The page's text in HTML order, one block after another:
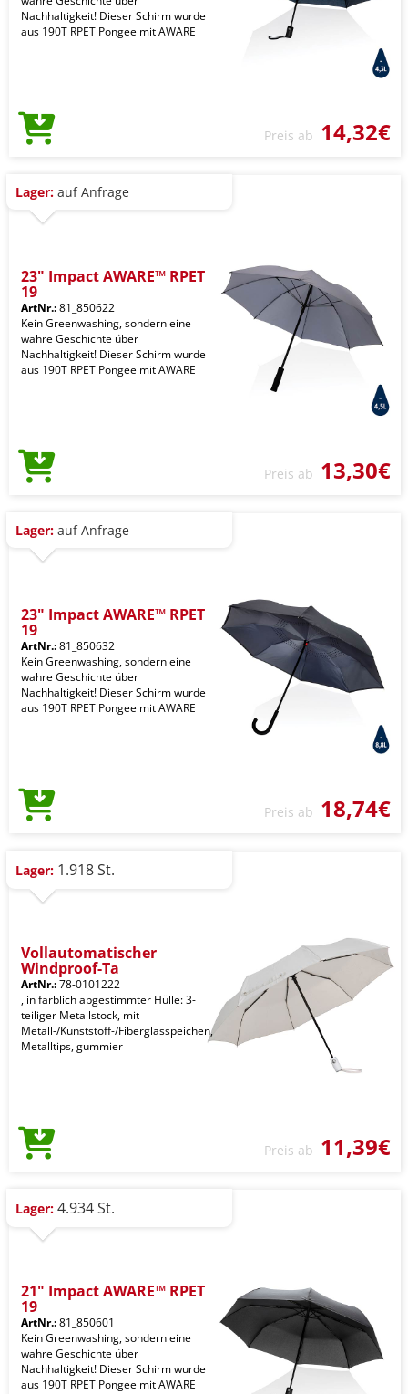
Nachhaltigkeit! Dieser Schirm wurde
aus 190T RPET Pongee mit AWARE
Preis ab 14,32€
Lager: auf Anfrage
23" Impact AWARE™ RPET
19
ArtNr.:81_850622
Kein Greenwashing, sondern eine
wahre Geschichte über
Nachhaltigkeit! Dieser Schirm wurde
aus 190T RPET Pongee mit AWARE
Preis ab 13,30€
Lager: auf Anfrage
23" Impact AWARE™ RPET
19
ArtNr.:81_850632
Kein Greenwashing, sondern eine
wahre Geschichte über
Nachhaltigkeit! Dieser Schirm wurde
aus 190T RPET Pongee mit AWARE
Preis ab 18,74€
Lager: 1.918 St.
Vollautomatischer
Windproof-Ta
ArtNr.:78-0101222
, in farblich abgestimmter Hülle: 3-
teiliger Metallstock, mit
Metall-/Kunststoff-/Fiberglasspeichen,
Metalltips, gummier
Preis ab 11,39€
Lager: 4.934 St.
21" Impact AWARE™ RPET
19
ArtNr.:81_850601
Kein Greenwashing, sondern eine
wahre Geschichte über
Nachhaltigkeit! Dieser Schirm wurde
aus 190T RPET Pongee mit AWARE